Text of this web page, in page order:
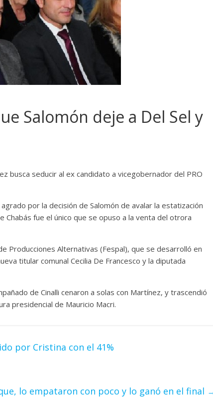
Salomón deje a Del Sel y
busca seducir al ex candidato a vicegobernador del PRO
por la decisión de Salomón de avalar la estatización
fue el único que se opuso a la venta del otrora
Producciones Alternativas (Fespal), que se desarrolló en
titular comunal Cecilia De Francesco y la diputada
de Cinalli cenaron a solas con Martínez, y trascendió
presidencial de Mauricio Macri.
por Cristina con el 41%
lo empataron con poco y lo ganó en el final